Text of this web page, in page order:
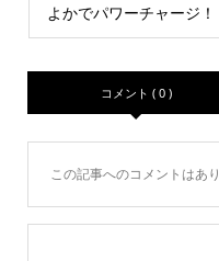
よかでパワーチャージ！
コメント ( 0 )
この記事へのコメントはあり